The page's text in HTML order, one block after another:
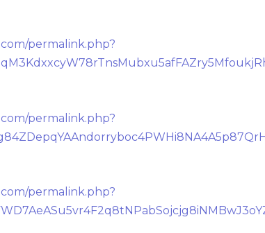
permalink.php?
permalink.php?
permalink.php?